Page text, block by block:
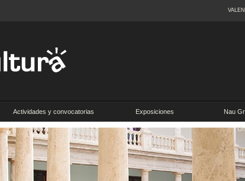
Actividades y convocatorias Exposiciones Nau